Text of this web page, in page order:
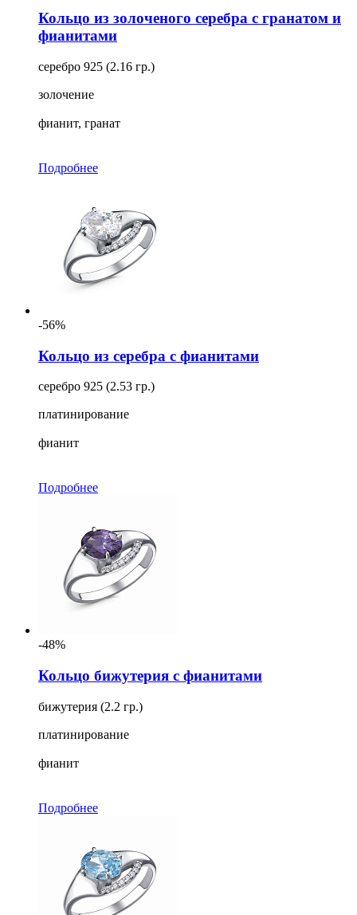
Кольцо из золоченого серебра с гранатом и
фианитами
серебро 925 (2.16 гр.)
золочение
фианит, гранат
Подробнее
-56%
Кольцо из серебра с фианитами
серебро 925 (2.53 гр.)
платинирование
фианит
Подробнее
-48%
Кольцо бижутерия с фианитами
бижутерия (2.2 гр.)
платинирование
фианит
Подробнее